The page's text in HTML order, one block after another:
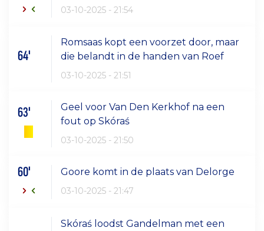
03-10-2025 - 21:54
64'
Romsaas kopt een voorzet door, maar
die belandt in de handen van Roef
03-10-2025 - 21:51
63'
Geel voor Van Den Kerkhof na een
fout op Skóraś
03-10-2025 - 21:50
60' Goore komt in de plaats van Delorge
03-10-2025 - 21:47
Skóraś loodst Gandelman met een